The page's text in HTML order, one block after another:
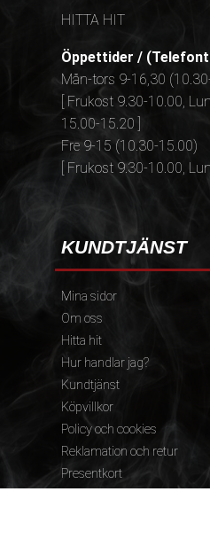
HITTA HIT
Öppettider /
Mån-tors 9-16,30
[ Frukost 9.30-10.00,
15.00-15.20 ]
Fre 9-15 (10.30-15.00)
[ Frukost 9.30-10.00,
KUNDTJÄNST
Mina sidor
Om oss
Hitta hit
Hur handlar jag?
Kundtjänst
Köpvillkor
Policy och cookies
Reklamation och retur
Presentkort